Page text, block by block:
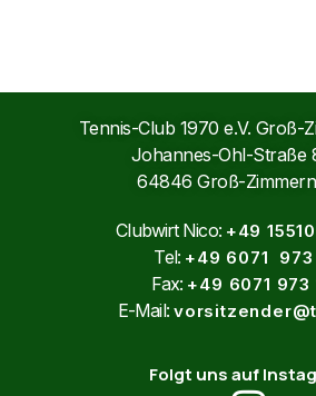
Tennis-Club 1970 e.V. Groß-
Johannes-Ohl-Straße
64846 Groß-Zimmern
Clubwirt Nico: +49
Tel: +49 6071 973
Fax: +49 6071 973
E-Mail:
Folgt uns auf